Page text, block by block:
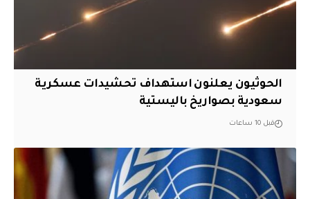
الحوثيون يعلنون استهداف تحشيدات عسكرية
سعودية بصواريخ باليستية
قبل 10 ساعات